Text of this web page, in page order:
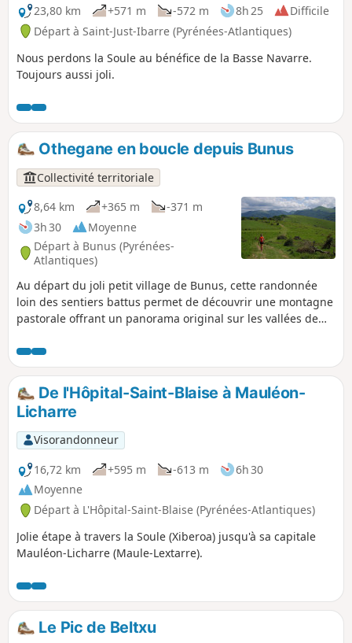
23,80 km +571 m -572 m 8h 25
Difficile
Départ à Saint-Just-Ibarre (Pyrénées-Atlantiques)
Nous perdons la Soule au bénéfice de la Basse Navarre.
Toujours aussi joli.
Othegane en boucle depuis Bunus
Collectivité territoriale
8,64 km
+365 m
-371 m
3h 30
Moyenne
Départ à Bunus (Pyrénées-
Atlantiques)
Au départ du joli petit village de Bunus, cette randonnée
loin des sentiers battus permet de découvrir une montagne
pastorale offrant un panorama original sur les vallées de
a la particularité d'être « coupé » en deux par la route D918.
La mairie se trouve donc assez éloignée du quartier de
l'église, lieu de départ de cet itinéraire. Visitez donc le
porche de l'église sous lequel vous pourrez observer trois
tombes anciennes.
De l'Hôpital-Saint-Blaise à Mauléon-
Licharre
Visorandonneur
16,72 km
+595 m -613 m
6h 30
Moyenne
Départ à L'Hôpital-Saint-Blaise (Pyrénées-Atlantiques)
Jolie étape à travers la Soule (Xiberoa) jusqu'à sa capitale
Mauléon-Licharre (Maule-Lextarre).
Le Pic de Beltxu